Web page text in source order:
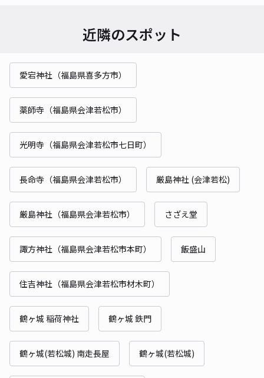
近隣のスポット
愛宕神社（福島県喜多方市）
薬師寺（福島県会津若松市）
光明寺（福島県会津若松市七日町）
長命寺（福島県会津若松市） 厳島神社 (会津若松)
厳島神社（福島県会津若松市） さざえ堂
諏方神社（福島県会津若松市本町） 飯盛山
住吉神社（福島県会津若松市材木町）
鶴ヶ城 稲荷神社 鶴ヶ城 鉄門
鶴ヶ城(若松城) 南走長屋 鶴ヶ城(若松城)